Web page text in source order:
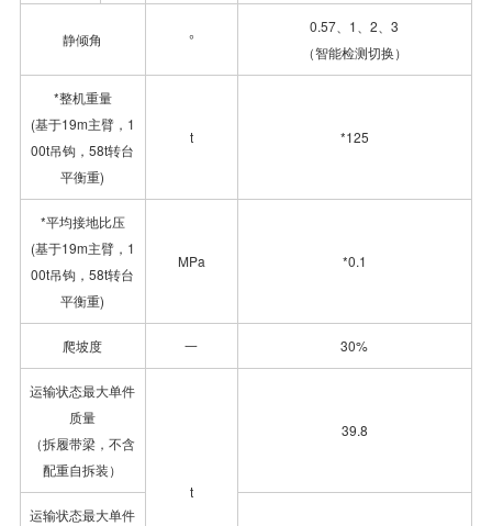
静倾角 °
0.57、1、2、3
（智能检测切换）
*整机重量
(基于19m主臂，1
00t吊钩，58t转台
平衡重)
t *125
*平均接地比压
(基于19m主臂，1
00t吊钩，58t转台
平衡重)
MPa *0.1
爬坡度 一 30%
运输状态最大单件
质量
（拆履带梁，不含
配重自拆装）
t
39.8
运输状态最大单件